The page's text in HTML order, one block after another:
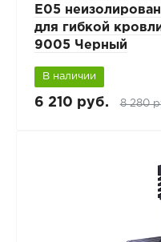
E05
для гибкой
9005 Черный
В наличии
6 210 руб. 8 280